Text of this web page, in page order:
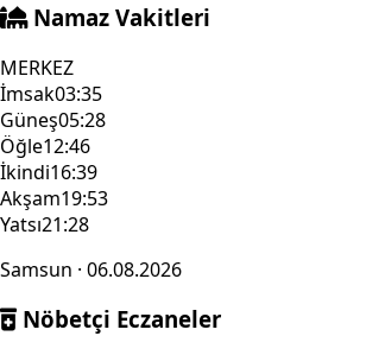
Namaz Vakitleri
MERKEZ
İmsak03:35
Güneş05:28
Öğle12:46
İkindi16:39
Akşam19:53
Yatsı21:28
Samsun · 06.08.2026
Nöbetçi Eczaneler